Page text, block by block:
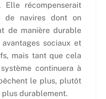
Elle récompenserait
de navires dont on
de manière durable
sociaux et
mais tant que cela
continuera à
le plus, plutôt
durablement.